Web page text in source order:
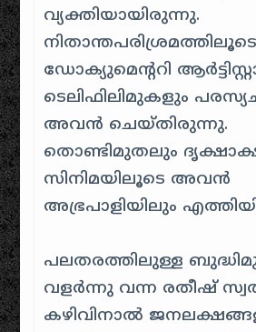
വ്യക്തിയായിരുന്നു.
ഡോക്യുമെന്ററി
ടെലിഫിലിമുകളും
അവൻ ചെയ്തിരുന്നു.
തൊണ്ടിമുതലും
സിനിമയിലൂടെ അവൻ
അഭ്രപാളിയിലും
പലതരത്തിലുള്ള
വളർന്നു വന്ന രതീഷ്
കഴിവിനാൽ